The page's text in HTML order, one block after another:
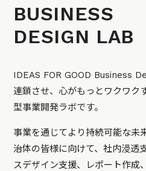
BUSINESS
DESIGN LAB
IDEAS FOR GOOD Business
連鎖させ、心がもっとワクワク
型事業開発ラボです。
事業を通じてより持続可能な未
治体の皆様に向けて、社内浸透
スデザイン支援、レポート作成